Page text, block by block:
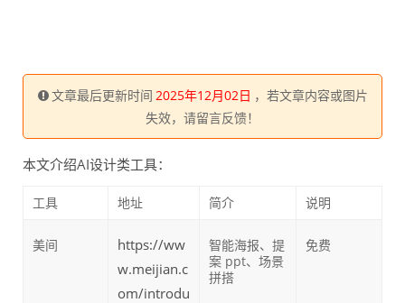
文章最后更新时间 2025年12月02日 ，若文章内容或图片
失效，请留言反馈！
本文介绍AI设计类工具：
工具 地址 简介 说明
美间
https://ww
w.meijian.c
om/introdu
智能海报、提
案 ppt、场景
拼搭
免费